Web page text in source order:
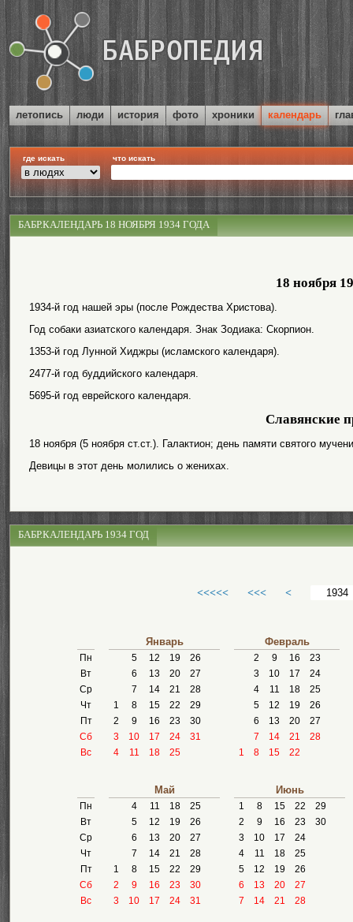
летопись люди история фото хроники календарь
где искать что искать
БАБР.КАЛЕНДАРЬ 18 НОЯБРЯ 1934 ГОДА
18 ноября
1934-й год нашей эры (после Рождества Христова).
Год собаки азиатского календаря. Знак Зодиака: Скорпион.
1353-й год Лунной Хиджры (исламского календаря).
2477-й год буддийского календаря.
5695-й год еврейского календаря.
Славянские
18 ноября (5 ноября ст.ст.). Галактион; день памяти святого
Девицы в этот день молились о женихах.
БАБР.КАЛЕНДАРЬ 1934 ГОД
<<<<< <<< <
Пн
Вт
Ср
Чт
Пт
Сб
Вс
Январь
5 12 19
26
6
13 20
27
7
14 21
28
1
8 15 22
29
2
9 16 23
30
3
10 17 24
31
4
11 18 25
Февраль
2 9 16
23
3
10 17
24
4
11 18
25
5
12 19
26
6
13 20
27
7
14 21
28
1
8 15 22
Пн
Вт
Ср
Чт
Пт
Сб
Вс
Май
4 11 18
25
5
12 19
26
6
13 20
27
7
14 21
28
1
8 15 22
29
2
9 16 23
30
3
10 17 24 31
Июнь
1 8 15 22
29
2
9 16 23
30
3
10 17
24
4
11 18
25
5
12 19
26
6
13 20
27
7
14 21 28